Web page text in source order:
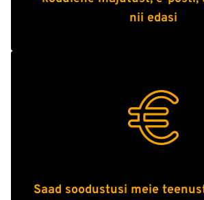
nii edasi
Saad soodustusi meie